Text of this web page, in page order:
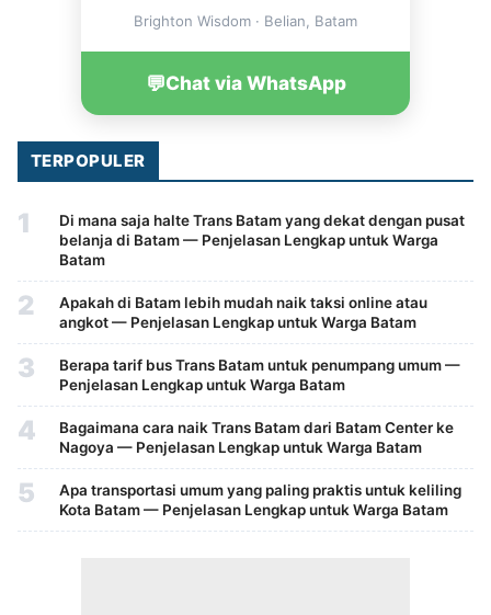
Brighton Wisdom · Belian, Batam
💬Chat via WhatsApp
TERPOPULER
1
Di mana saja halte Trans Batam yang dekat dengan pusat
belanja di Batam — Penjelasan Lengkap untuk Warga
Batam
2
Apakah di Batam lebih mudah naik taksi online atau
angkot — Penjelasan Lengkap untuk Warga Batam
3
Berapa tarif bus Trans Batam untuk penumpang umum —
Penjelasan Lengkap untuk Warga Batam
4
Bagaimana cara naik Trans Batam dari Batam Center ke
Nagoya — Penjelasan Lengkap untuk Warga Batam
5
Apa transportasi umum yang paling praktis untuk keliling
Kota Batam — Penjelasan Lengkap untuk Warga Batam